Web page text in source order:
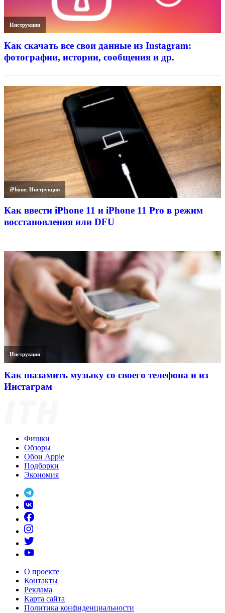
Инструкции
Как скачать все свои данные из Instagram:
фотографии, истории, сообщения и др.
iPhone,Инструкции
Как ввести iPhone 11 и iPhone 11 Pro в режим
восстановления или DFU
Инструкции
Как шазамить музыку со своего телефона и из
Инстаграм
Фишки
Обзоры
Обои Apple
Подборки
Экономия
О проекте
Контакты
Реклама
Карта сайта
Политика конфиденциальности